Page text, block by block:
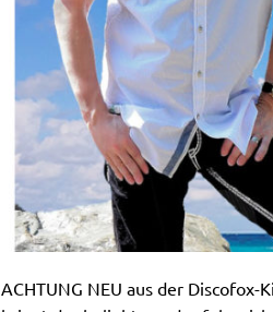
ACHTUNG NEU aus der